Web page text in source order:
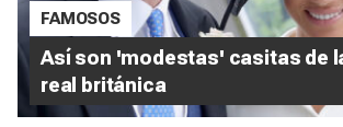
FAMOSOS
Así son 'modestas' casitas de
real británica